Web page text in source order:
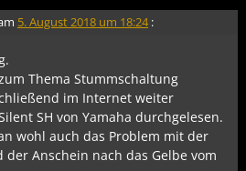
5. August 2018 um 18:24 :
Thema Stummschaltung
im Internet weiter
SH von Yamaha durchgelesen.
wohl auch das Problem mit der
Anschein nach das Gelbe vom